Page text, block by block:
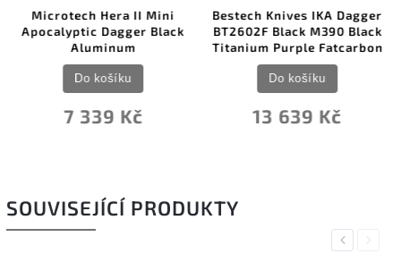
Microtech Hera II Mini
Apocalyptic Dagger Black
Aluminum
7 339 Kč
Do košíku
Bestech Knives IKA Dagger
BT2602F Black M390 Black
Titanium Purple Fatcarbon
13 639 Kč
Do košíku
SOUVISEJÍCÍ PRODUKTY
PreviousNext